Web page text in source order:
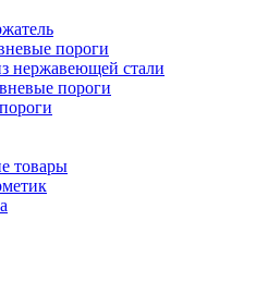
пороги
нержавеющей стали
пороги
товары